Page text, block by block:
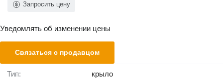
Запросить цену
Уведомлять об изменении цены
Связаться с продавцом
Тип: крыло